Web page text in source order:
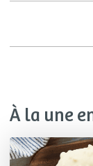
À la une